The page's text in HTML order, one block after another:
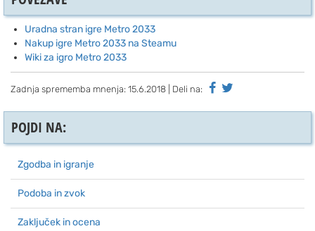
Uradna stran igre Metro 2033
Nakup igre Metro 2033 na Steamu
Wiki za igro Metro 2033
Zadnja sprememba mnenja: 15.6.2018 | Deli na:
POJDI NA:
Zgodba in igranje
Podoba in zvok
Zaključek in ocena